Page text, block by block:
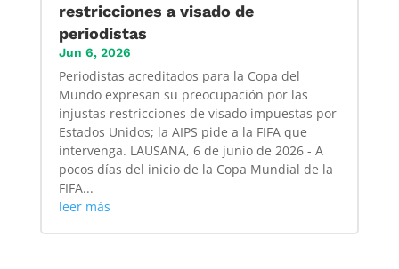
restricciones a visado de
periodistas
Jun 6, 2026
Periodistas acreditados para la Copa del
Mundo expresan su preocupación por las
injustas restricciones de visado impuestas por
Estados Unidos; la AIPS pide a la FIFA que
intervenga. LAUSANA, 6 de junio de 2026 - A
pocos días del inicio de la Copa Mundial de la
FIFA...
leer más